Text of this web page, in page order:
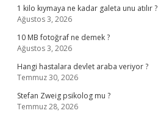
1 kilo kıymaya ne kadar galeta unu atılır ?
Ağustos 3, 2026
10 MB fotoğraf ne demek ?
Ağustos 3, 2026
Hangi hastalara devlet araba veriyor ?
Temmuz 30, 2026
Stefan Zweig psikolog mu ?
Temmuz 28, 2026